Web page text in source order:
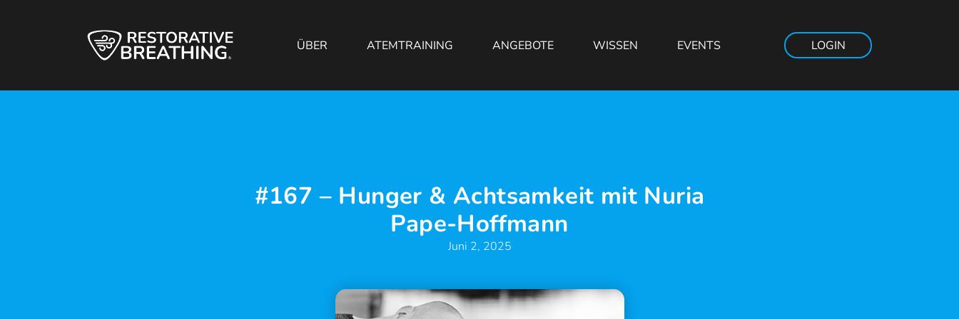
ÜBER ATEMTRAINING ANGEBOTE WISSEN EVENTS LOGIN
#167 – Hunger & Achtsamkeit mit Nuria
Pape-Hoffmann
Juni 2, 2025